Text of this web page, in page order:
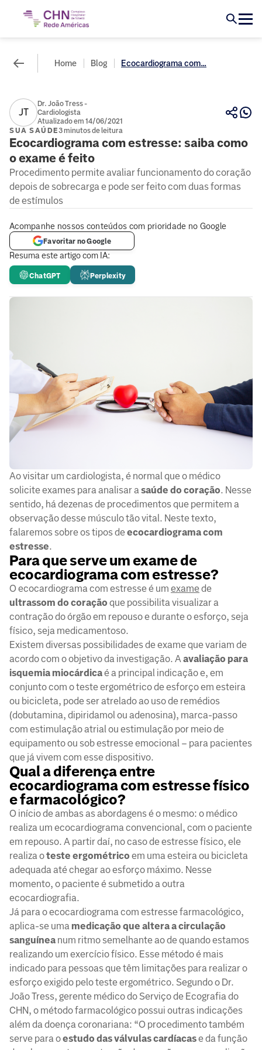
Home Blog Ecocardiograma com...
JT
Dr. João Tress -
Cardiologista
Atualizado em 14/06/2021
SUA SAÚDE3 minutos de leitura
Ecocardiograma com estresse: saiba como
o exame é feito
Procedimento permite avaliar funcionamento do coração
depois de sobrecarga e pode ser feito com duas formas
de estímulos
Resuma este artigo com IA:
ChatGPT Perplexity
Acompanhe nossos conteúdos com prioridade no Google
Favoritar no Google
Ao visitar um cardiologista, é normal que o médico
solicite exames para analisar asaúde do coração. Nesse
sentido, há dezenas de procedimentos que permitem a
observação desse músculo tão vital. Neste texto,
falaremos sobre os tipos deecocardiograma com
estresse.
Para que serve um exame de
ecocardiograma com estresse?
O ecocardiograma com estresse é um examede
ultrassom do coração que possibilita visualizar a
contração do órgão em repouso e durante o esforço, seja
físico, seja medicamentoso.
Existem diversas possibilidades de exame que variam de
acordo com o objetivo da investigação. Aavaliação para
isquemia miocárdicaé a principal indicação e, em
conjunto com o teste ergométrico de esforço em esteira
ou bicicleta, pode ser atrelado ao uso de remédios
(dobutamina, dipiridamol ou adenosina), marca-passo
com estimulação atrial ou estimulação por meio de
equipamento ou sob estresse emocional – para pacientes
que já vivem com esse dispositivo.
Qual a diferença entre
ecocardiograma com estresse físico
e farmacológico?
O início de ambas as abordagens é o mesmo: o médico
realiza um ecocardiograma convencional, com o paciente
em repouso. A partir daí, no caso de estresse físico, ele
realiza oteste ergométrico em uma esteira ou bicicleta
adequada até chegar ao esforço máximo. Nesse
momento, o paciente é submetido a outra
ecocardiografia.
Já para o ecocardiograma com estresse farmacológico,
aplica-se uma medicação que altera a circulação
sanguínea num ritmo semelhante ao de quando estamos
realizando um exercício físico. Esse método é mais
indicado para pessoas que têm limitações para realizar o
esforço exigido pelo teste ergométrico. Segundo o Dr.
João Tress, gerente médico do Serviço de Ecografia do
CHN, o método farmacológico possui outras indicações
além da doença coronariana: “O procedimento também
serve para oestudo das válvulas cardíacase da função